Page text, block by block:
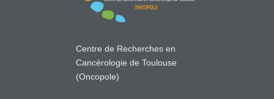
Centre de Recherches en
Cancérologie de Toulouse
(Oncopole)